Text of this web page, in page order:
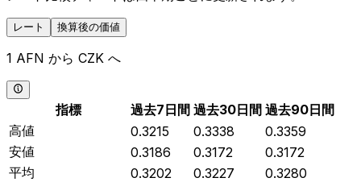
レート 換算後の価値
1 AFN から CZK へ
指標 過去7日間 過去30日間 過去90日間
高値
0.3215 0.3338
0.3359
安値
0.3186 0.3172
0.3172
平均
0.3202 0.3227
0.3280